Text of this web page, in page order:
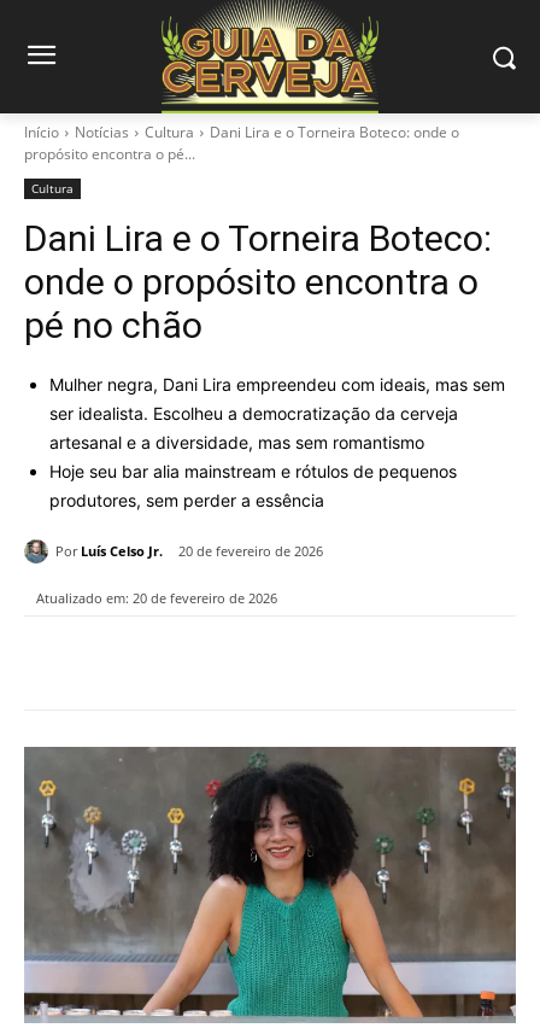
Início Notícias Cultura
Dani Lira e o Torneira Boteco: onde o
propósito encontra o pé...
Cultura
Dani Lira e o Torneira Boteco:
onde o propósito encontra o
pé no chão
Mulher negra, Dani Lira empreendeu com ideais, mas sem
ser idealista. Escolheu a democratização da cerveja
artesanal e a diversidade, mas sem romantismo
Hoje seu bar alia mainstream e rótulos de pequenos
produtores, sem perder a essência
Por Luís Celso Jr. 20 de fevereiro de 2026
Atualizado em: 20 de fevereiro de 2026